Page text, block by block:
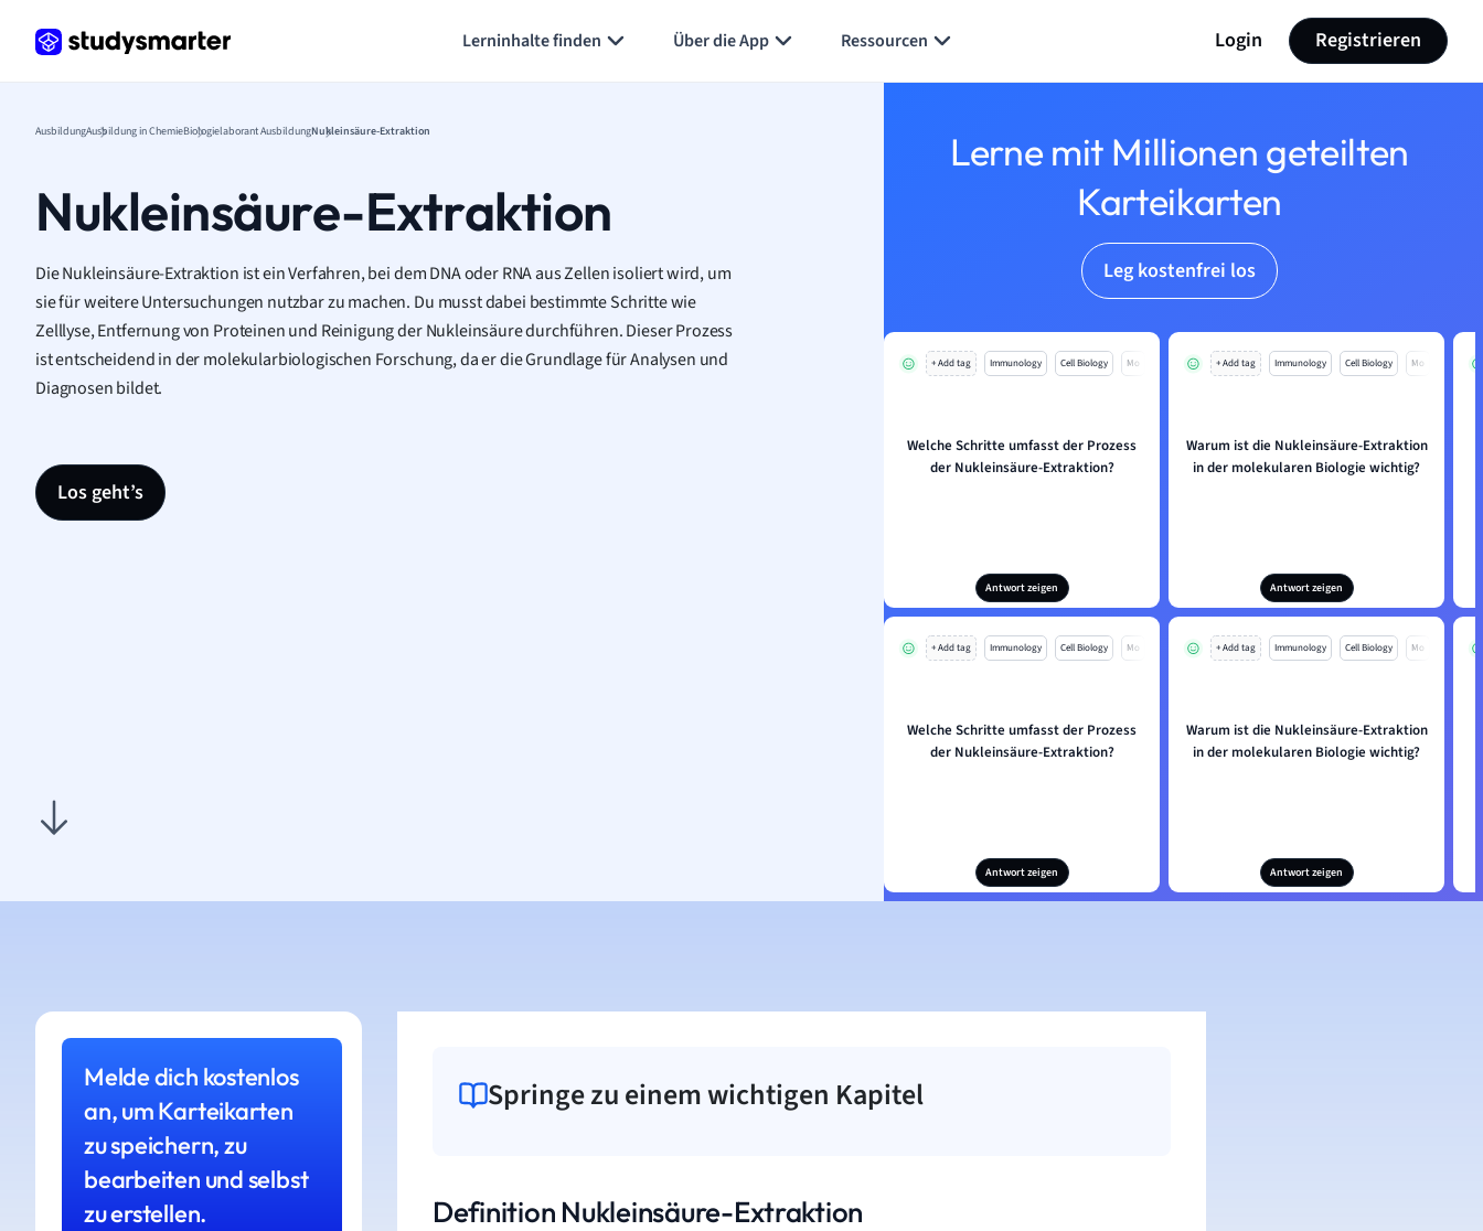
Lerninhalte finden Über die App Ressourcen Login Registrieren
AusbildungAusbildung in ChemieBiologielaborant AusbildungNukleinsäure-Extraktion
Nukleinsäure-Extraktion
Die Nukleinsäure-Extraktion ist ein Verfahren, bei dem DNA oder RNA aus Zellen isoliert wird, um
sie für weitere Untersuchungen nutzbar zu machen. Du musst dabei bestimmte Schritte wie
Zelllyse, Entfernung von Proteinen und Reinigung der Nukleinsäure durchführen. Dieser Prozess
ist entscheidend in der molekularbiologischen Forschung, da er die Grundlage für Analysen und
Diagnosen bildet.
Los geht’s
Lerne mit Millionen geteilten
Karteikarten
Leg kostenfrei los
+ Add tag Immunology Cell Biology Mo
Welche Schritte umfasst der Prozess
der Nukleinsäure-Extraktion?
Antwort zeigen
+ Add tag Immunology Cell Biology Mo
Warum ist die Nukleinsäure-Extraktion
in der molekularen Biologie wichtig?
Antwort zeigen
+ Add tag Immunology Cell Biology Mo
Welche Schritte umfasst der Prozess
der Nukleinsäure-Extraktion?
Antwort zeigen
+ Add tag Immunology Cell Biology Mo
Warum ist die Nukleinsäure-Extraktion
in der molekularen Biologie wichtig?
Antwort zeigen
Melde dich kostenlos
an, um Karteikarten
zu speichern, zu
bearbeiten und selbst
zu erstellen.
Springe zu einem wichtigen Kapitel
Definition Nukleinsäure-Extraktion